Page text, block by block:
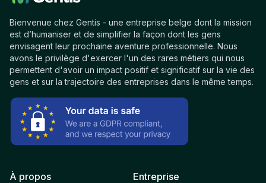
Bienvenue chez Gentis - une entreprise belge dont la mission
est d’humaniser et de simplifier la façon dont les gens
envisagent leur prochaine aventure professionnelle. Nous
avons le privilège d'exercer l'un des rares métiers qui nous
permettent d'avoir un impact positif et significatif sur la vie des
gens et sur la trajectoire des entreprises dans le même temps.
À propos Entreprise